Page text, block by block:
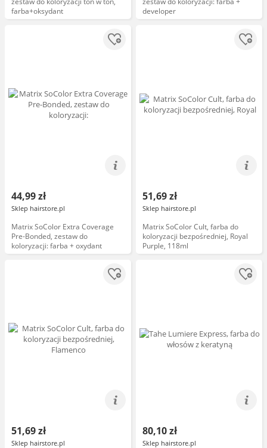
farba+oksydant
developer
44,99 zł
Sklep hairstore.pl
Matrix SoColor Extra Coverage
Pre-Bonded, zestaw do
koloryzacji: farba + oxydant
51,69 zł
Sklep hairstore.pl
Matrix SoColor Cult, farba do
koloryzacji bezpośredniej, Royal
Purple, 118ml
51,69 zł
Sklep hairstore.pl
80,10 zł
Sklep hairstore.pl